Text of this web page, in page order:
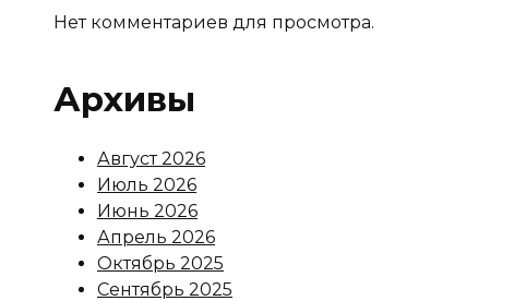
Нет комментариев для просмотра.
Архивы
Август 2026
Июль 2026
Июнь 2026
Апрель 2026
Октябрь 2025
Сентябрь 2025